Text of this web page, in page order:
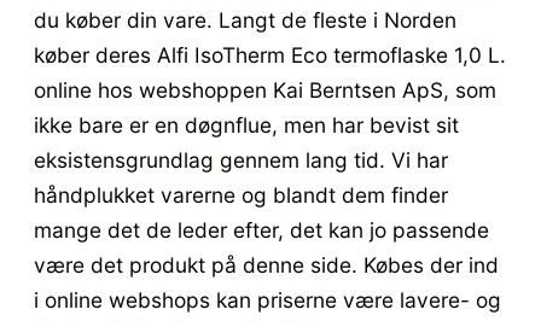
du køber din vare. Langt de fleste i Norden
køber deres Alfi IsoTherm Eco termoflaske 1,0 L.
online hos webshoppen Kai Berntsen ApS, som
ikke bare er en døgnflue, men har bevist sit
eksistensgrundlag gennem lang tid. Vi har
håndplukket varerne og blandt dem finder
mange det de leder efter, det kan jo passende
være det produkt på denne side. Købes der ind
i online webshops kan priserne være lavere- og